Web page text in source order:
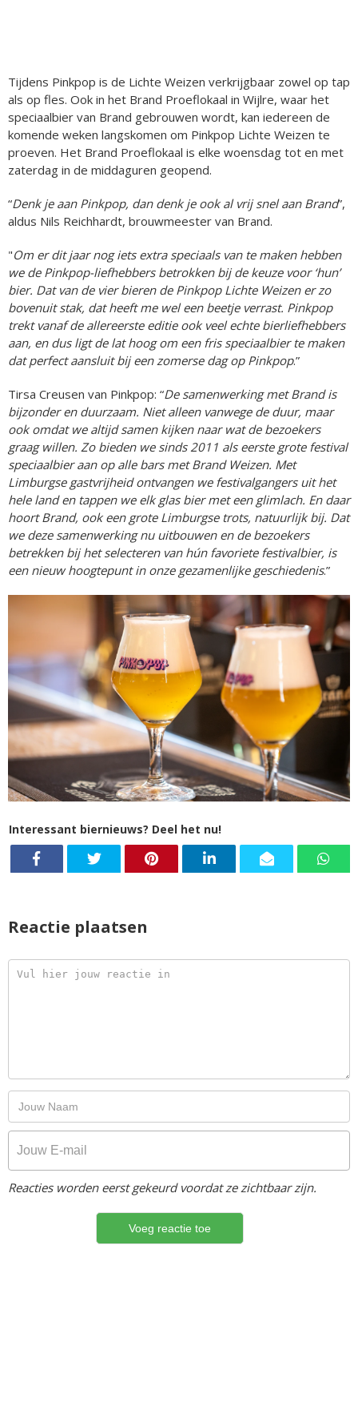
Tijdens Pinkpop is de Lichte Weizen verkrijgbaar zowel op tap
als op fles. Ook in het Brand Proeflokaal in Wijlre, waar het
speciaalbier van Brand gebrouwen wordt, kan iedereen de
komende weken langskomen om Pinkpop Lichte Weizen te
proeven. Het Brand Proeflokaal is elke woensdag tot en met
zaterdag in de middaguren geopend.
“Denk je aan Pinkpop, dan denk je ook al vrij snel aan Brand”,
aldus Nils Reichhardt, brouwmeester van Brand.
"Om er dit jaar nog iets extra speciaals van te maken hebben
we de Pinkpop-liefhebbers betrokken bij de keuze voor ‘hun’
bier. Dat van de vier bieren de Pinkpop Lichte Weizen er zo
bovenuit stak, dat heeft me wel een beetje verrast. Pinkpop
trekt vanaf de allereerste editie ook veel echte bierliefhebbers
aan, en dus ligt de lat hoog om een fris speciaalbier te maken
dat perfect aansluit bij een zomerse dag op Pinkpop.”
Tirsa Creusen van Pinkpop: “De samenwerking met Brand is
bijzonder en duurzaam. Niet alleen vanwege de duur, maar
ook omdat we altijd samen kijken naar wat de bezoekers
graag willen. Zo bieden we sinds 2011 als eerste grote festival
speciaalbier aan op alle bars met Brand Weizen. Met
Limburgse gastvrijheid ontvangen we festivalgangers uit het
hele land en tappen we elk glas bier met een glimlach. En daar
hoort Brand, ook een grote Limburgse trots, natuurlijk bij. Dat
we deze samenwerking nu uitbouwen en de bezoekers
betrekken bij het selecteren van hún favoriete festivalbier, is
een nieuw hoogtepunt in onze gezamenlijke geschiedenis.”
Interessant biernieuws? Deel het nu!
Reactie plaatsen
Reacties worden eerst gekeurd voordat ze zichtbaar zijn.